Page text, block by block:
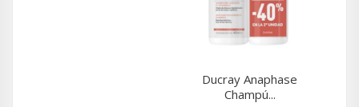
Ducray Anaphase
Champú...